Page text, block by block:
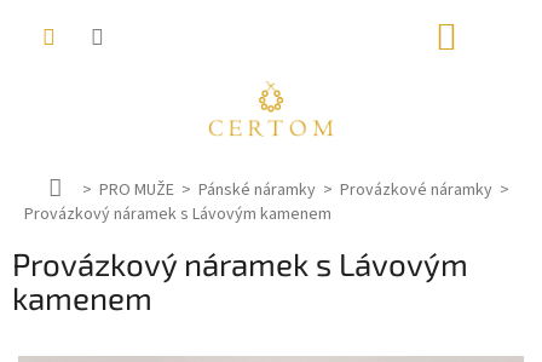
D
o
ů
PRO MUŽE Pánské náramky
Provázkové náramky
Provázkový náramek s Lávovým kamenem
Provázkový náramek s Lávovým
kamenem